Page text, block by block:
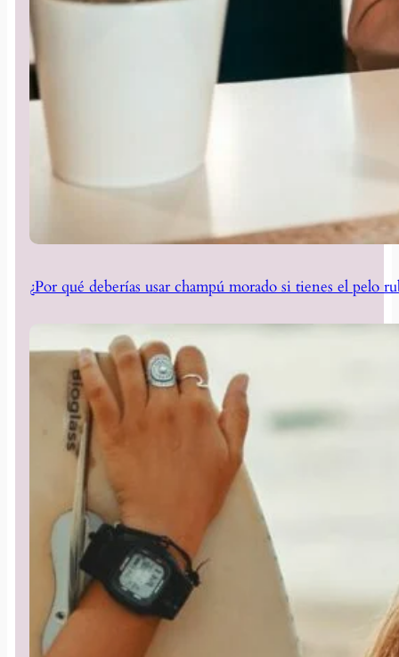
¿Por qué deberías usar champú morado si tienes el pelo